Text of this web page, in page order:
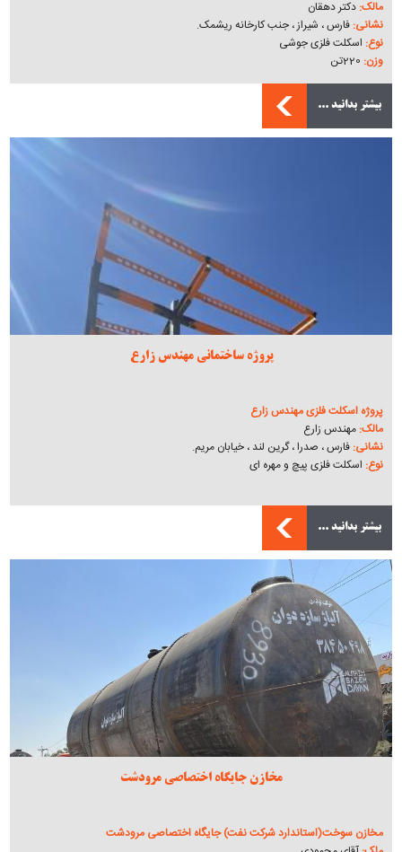
مالک:دکتر دهقان
نشانی:فارس ، شیراز ، جنب کارخانه ریشمک.
نوع: اسکلت فلزی جوشی
وزن: 220تن
بیشتر بدانید ...
پروژه ساختمانی مهندس زارع
پروژه اسکلت فلزی مهندس زارع
مالک:مهندس زارع
نشانی:فارس ، صدرا ، گرین لند ، خیابان مریم.
نوع: اسکلت فلزی پیچ و مهره ای
بیشتر بدانید ...
مخازن جایگاه اختصاصی مرودشت
مخازن سوخت(استاندارد شرکت نفت) جایگاه اختصاصی مرودشت